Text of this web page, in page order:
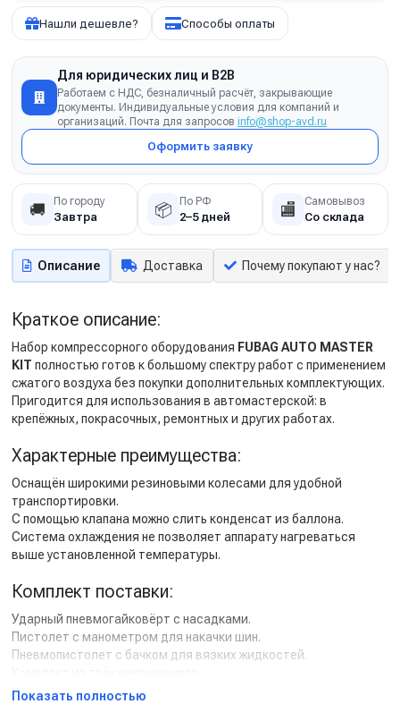
Нашли дешевле? Способы оплаты
Для юридических лиц и B2B
Работаем с НДС, безналичный расчёт, закрывающие
документы. Индивидуальные условия для компаний и
организаций. Почта для запросов info@shop-avd.ru
Оформить заявку
🚚 По городу
Завтра 📦 По РФ
2–5 дней 🏬 Самовывоз
Со склада
Описание Доставка Почему покупают у нас?
Краткое описание:
Набор компрессорного оборудования FUBAG AUTO MASTER
KIT полностью готов к большому спектру работ с применением
сжатого воздуха без покупки дополнительных комплектующих.
Пригодится для использования в автомастерской: в
крепёжных, покрасочных, ремонтных и других работах.
Характерные преимущества:
Оснащён широкими резиновыми колесами для удобной
транспортировки.
С помощью клапана можно слить конденсат из баллона.
Система охлаждения не позволяет аппарату нагреваться
выше установленной температуры.
Комплект поставки:
Ударный пневмогайковёрт с насадками.
Пистолет с манометром для накачки шин.
Пневмопистолет с бачком для вязких жидкостей.
Краскораспылитель с верхним бачком на 0.5 л.
Показать полностью